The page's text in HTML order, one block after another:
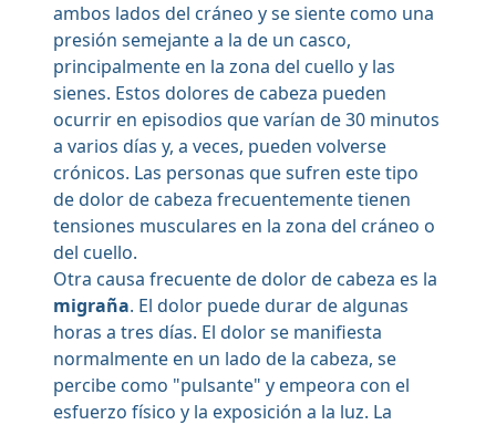
ambos lados del cráneo y se siente como una
presión semejante a la de un casco,
principalmente en la zona del cuello y las
sienes. Estos dolores de cabeza pueden
ocurrir en episodios que varían de 30 minutos
a varios días y, a veces, pueden volverse
crónicos. Las personas que sufren este tipo
de dolor de cabeza frecuentemente tienen
tensiones musculares en la zona del cráneo o
del cuello.
Otra causa frecuente de dolor de cabeza es la
migraña. El dolor puede durar de algunas
horas a tres días. El dolor se manifiesta
normalmente en un lado de la cabeza, se
percibe como "pulsante" y empeora con el
esfuerzo físico y la exposición a la luz. La